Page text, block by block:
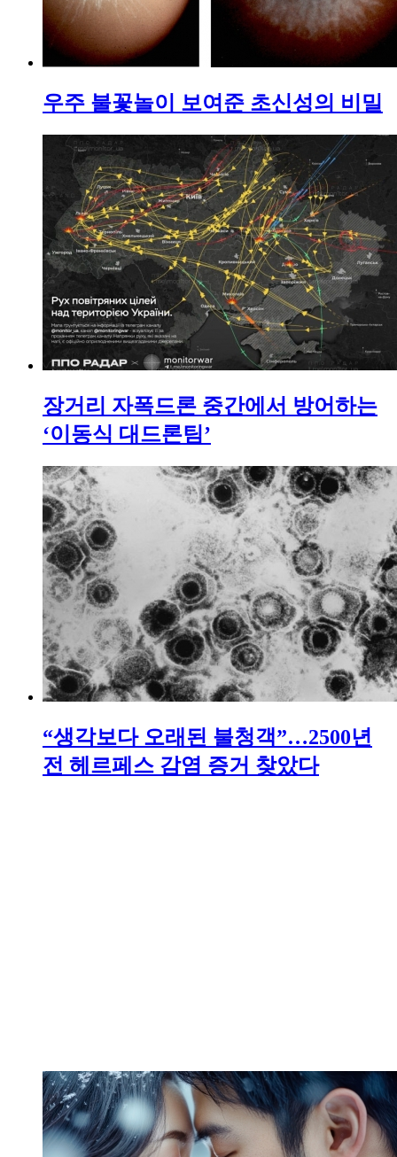
우주 불꽃놀이 보여준 초신성의 비밀
장거리 자폭드론 중간에서 방어하는
‘이동식 대드론팀’
“생각보다 오래된 불청객”…2500년
전 헤르페스 감염 증거 찾았다